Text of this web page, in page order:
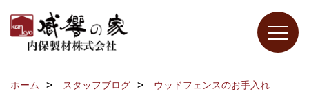
ホーム スタッフブログ ウッドフェンスのお手入れ